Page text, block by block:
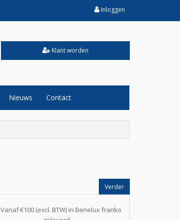
Inloggen
Klant worden
Nieuws Contact
Verder
Vanaf €100 (excl. BTW) in Benelux franko